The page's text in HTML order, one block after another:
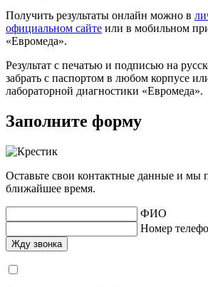
Получить результаты онлайн можно в
официальном сайте или в мобильном
«Евромеда».
Результат с печатью и подписью на
забрать с паспортом в любом корпусе
лабораторной диагностики «Евромеда».
Заполните форму
Оставьте свои контактные данные и мы
ближайшее время.
ФИО
Номер